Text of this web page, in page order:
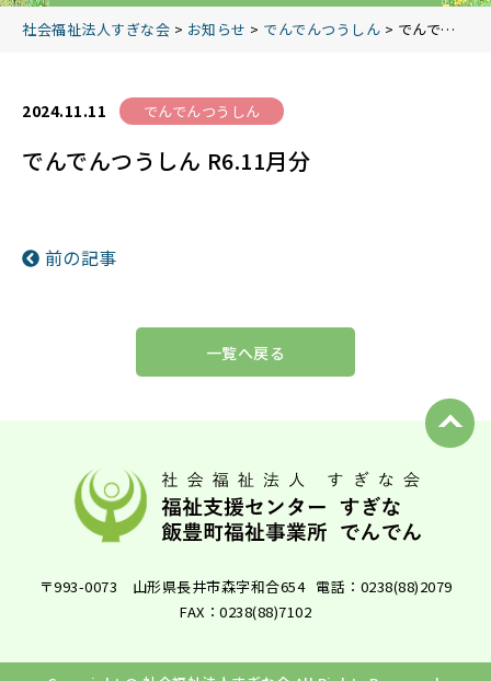
社会福祉法人すぎな会 > お知らせ > でんでんつうしん > でんでんつうしん R6.11月分
2024.11.11 でんでんつうしん
でんでんつうしん R6.11月分
前の記事
一覧へ戻る
〒993-0073 山形県長井市森字和合654 電話：0238(88)2079
FAX：0238(88)7102